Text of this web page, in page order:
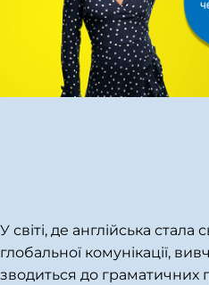
У світі, де англійська
глобальної комунікації,
зводиться до граматичних